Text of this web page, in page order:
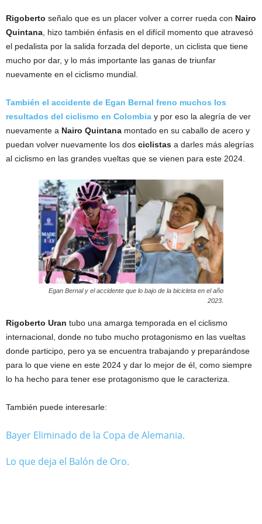
Rigoberto señalo que es un placer volver a correr rueda con Nairo
Quintana, hizo también énfasis en el difícil momento que atravesó
el pedalista por la salida forzada del deporte, un ciclista que tiene
mucho por dar, y lo más importante las ganas de triunfar
nuevamente en el ciclismo mundial.
También el accidente de Egan Bernal freno muchos los
resultados del ciclismo en Colombia y por eso la alegría de ver
nuevamente a Nairo Quintana montado en su caballo de acero y
puedan volver nuevamente los dos ciclistas a darles más alegrías
al ciclismo en las grandes vueltas que se vienen para este 2024.
Egan Bernal y el accidente que lo bajo de la bicicleta en el año
2023.
Rigoberto Uran tubo una amarga temporada en el ciclismo
internacional, donde no tubo mucho protagonismo en las vueltas
donde participo, pero ya se encuentra trabajando y preparándose
para lo que viene en este 2024 y dar lo mejor de él, como siempre
lo ha hecho para tener ese protagonismo que le caracteriza.
También puede interesarle:
Bayer Eliminado de la Copa de Alemania.
Lo que deja el Balón de Oro.